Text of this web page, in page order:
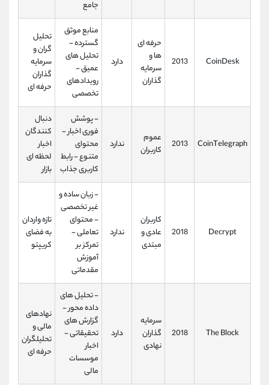
جامع
CoinDesk
2013
حرفه‌ ای‌
ها و
سرمایه‌
گذاران
دارد
منابع موثق
گسترده -
تحلیل‌ های
عمیق -
رویدادهای
تخصصی
تحلیل‌
گران و
سرمایه‌
گذاران
حرفه‌ ای
CoinTelegraph
2013
عموم
کاربران
ندارد
- پوشش
فوری اخبار -
محتوای
متنوع - رابط
کاربری جذاب
دنبال‌
کنندگان
اخبار
لحظه‌ ای
بازار
Decrypt
2018
کاربران
عادی و
مبتدی
ندارد
- زبان ساده و
غیر تخصصی
- محتوای
تعاملی -
تمرکز بر
آموزش
مقدماتی
تازه‌ واردان
به فضای
کریپتو
The Block
2018
سرمایه‌
گذاران
نهادی
دارد
- تحلیل‌ های
داده‌ محور -
گزارش‌ های
تحقیقاتی -
اخبار
موسسات
مالی
نهادهای
مالی و
تحلیلگران
حرفه‌ ای